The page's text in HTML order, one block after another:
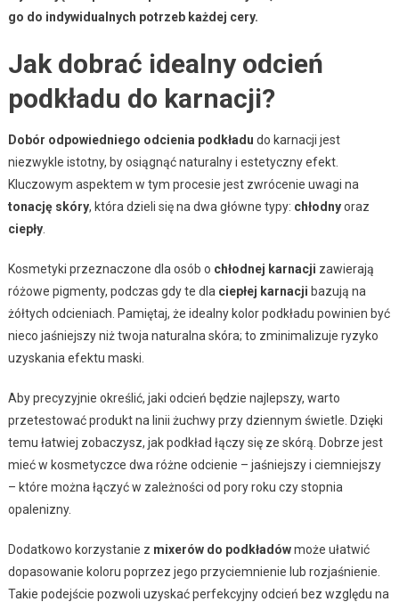
go do indywidualnych potrzeb każdej cery.
Jak dobrać idealny odcień
podkładu do karnacji?
Dobór odpowiedniego odcienia podkładu do karnacji jest
niezwykle istotny, by osiągnąć naturalny i estetyczny efekt.
Kluczowym aspektem w tym procesie jest zwrócenie uwagi na
tonację skóry, która dzieli się na dwa główne typy: chłodnyoraz
ciepły.
Kosmetyki przeznaczone dla osób o chłodnej karnacji zawierają
różowe pigmenty, podczas gdy te dla ciepłej karnacji bazują na
żółtych odcieniach. Pamiętaj, że idealny kolor podkładu powinien być
nieco jaśniejszy niż twoja naturalna skóra; to zminimalizuje ryzyko
uzyskania efektu maski.
Aby precyzyjnie określić, jaki odcień będzie najlepszy, warto
przetestować produkt na linii żuchwy przy dziennym świetle. Dzięki
temu łatwiej zobaczysz, jak podkład łączy się ze skórą. Dobrze jest
mieć w kosmetyczce dwa różne odcienie – jaśniejszy i ciemniejszy
– które można łączyć w zależności od pory roku czy stopnia
opalenizny.
Dodatkowo korzystanie z mixerów do podkładówmoże ułatwić
dopasowanie koloru poprzez jego przyciemnienie lub rozjaśnienie.
Takie podejście pozwoli uzyskać perfekcyjny odcień bez względu na